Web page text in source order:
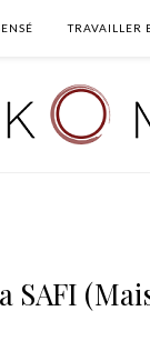
TRAVAILLER
SAFI